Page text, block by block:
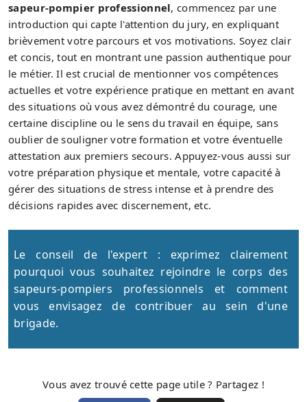
sapeur-pompier professionnel, commencez par une
introduction qui capte l'attention du jury, en expliquant
brièvement votre parcours et vos motivations. Soyez clair
et concis, tout en montrant une passion authentique pour
le métier. Il est crucial de mentionner vos compétences
actuelles et votre expérience pratique en mettant en avant
des situations où vous avez démontré du courage, une
certaine discipline ou le sens du travail en équipe, sans
oublier de souligner votre formation et votre éventuelle
attestation aux premiers secours. Appuyez-vous aussi sur
votre préparation physique et mentale, votre capacité à
gérer des situations de stress intense et à prendre des
décisions rapides avec discernement, etc.
Le conseil de l'expert : exprimez clairement
pourquoi vous souhaitez rejoindre le corps des
sapeurs-pompiers professionnels et comment
vous envisagez de contribuer au sein d'une
brigade.
Vous avez trouvé cette page utile ? Partagez !